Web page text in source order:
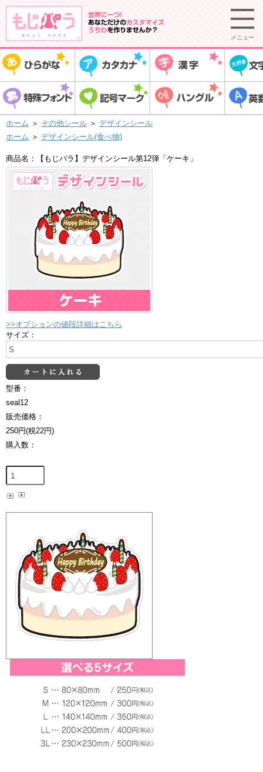
メニュー
ホーム ＞ その他シール ＞ デザインシール
ホーム ＞ デザインシール(食べ物)
商品名：【もじパラ】デザインシール第12弾「ケーキ」
>>オプションの値段詳細はこちら
サイズ：
型番：
seal12
販売価格：
250円(税22円)
購入数：